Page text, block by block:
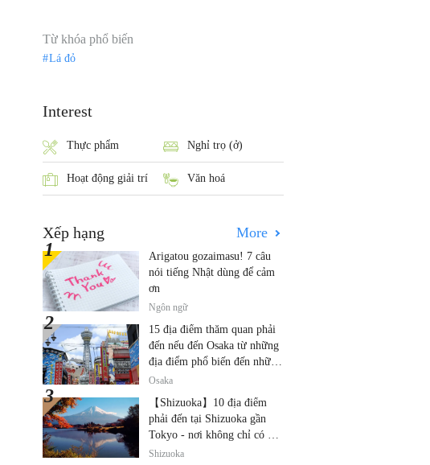
Từ khóa phổ biến
Lá đỏ
Interest
Thực phẩm Nghỉ trọ (ở)
Hoạt động giải trí Văn hoá
Xếp hạng More
Arigatou gozaimasu! 7 câu
nói tiếng Nhật dùng để cảm
ơn
Ngôn ngữ
15 địa điểm thăm quan phải
đến nếu đến Osaka từ những
địa điểm phổ biến đến những
địa điểm ít được biết đến
Osaka
【Shizuoka】10 địa điểm
phải đến tại Shizuoka gần
Tokyo - nơi không chỉ có núi
Phú Sĩ và trà!
Shizuoka